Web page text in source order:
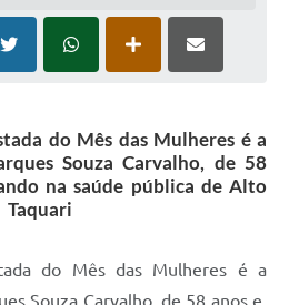
do Mês das Mulheres é a
Souza Carvalho, de 58
na saúde pública de Alto
Taquari
do Mês das Mulheres é a
Souza Carvalho, de 58 anos e,